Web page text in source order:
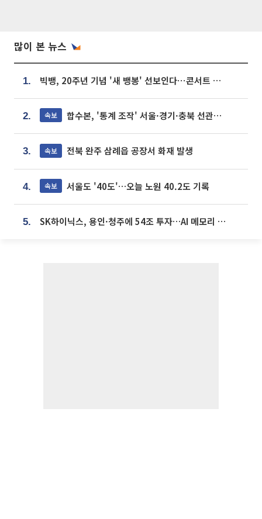
많이 본 뉴스
1. 빅뱅, 20주년 기념 '새 뱅봉' 선보인다⋯콘서트 앞두고 팝업 개최
2. 속보 합수본, '통계 조작' 서울·경기·충북 선관위 등 추가 압수수색
3. 속보 전북 완주 삼례읍 공장서 화재 발생
4. 속보 서울도 '40도'…오늘 노원 40.2도 기록
5. SK하이닉스, 용인·청주에 54조 투자…AI 메모리 생산기지 키운다